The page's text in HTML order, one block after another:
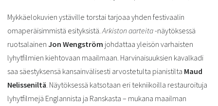
Mykkäelokuvien ystäville torstai tarjoaa yhden festivaalin
omaperäisimmistä esityksistä. Arkiston aarteita-näytöksessä
ruotsalainen Jon Wengström johdattaa yleisön varhaisten
lyhytfilmien kiehtovaan maailmaan. Harvinaisuuksien kavalkadi
saa säestyksensä kansainvälisesti arvostetulta pianistilta Maud
Nelisseniltä . Näytöksessä katsotaan eri tekniikoilla restauroituja
lyhytfilmejä Englannista ja Ranskasta – mukana maailman